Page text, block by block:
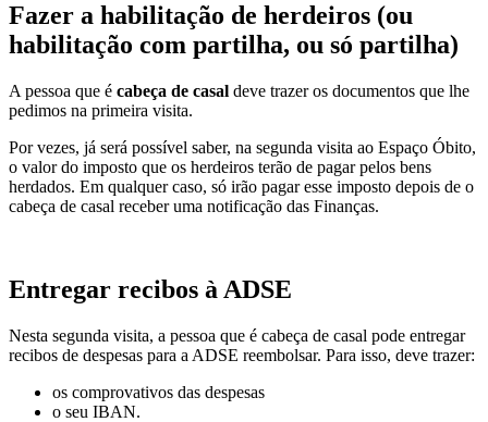
Fazer a habilitação de herdeiros (ou
habilitação com partilha, ou só partilha)
A pessoa que é cabeça de casal deve trazer os documentos que lhe
pedimos na primeira visita.
Por vezes, já será possível saber, na segunda visita ao Espaço Óbito,
o valor do imposto que os herdeiros terão de pagar pelos bens
herdados. Em qualquer caso, só irão pagar esse imposto depois de o
cabeça de casal receber uma notificação das Finanças.
Entregar recibos à ADSE
Nesta segunda visita, a pessoa que é cabeça de casal pode entregar
recibos de despesas para a ADSE reembolsar. Para isso, deve trazer:
os comprovativos das despesas
o seu IBAN.